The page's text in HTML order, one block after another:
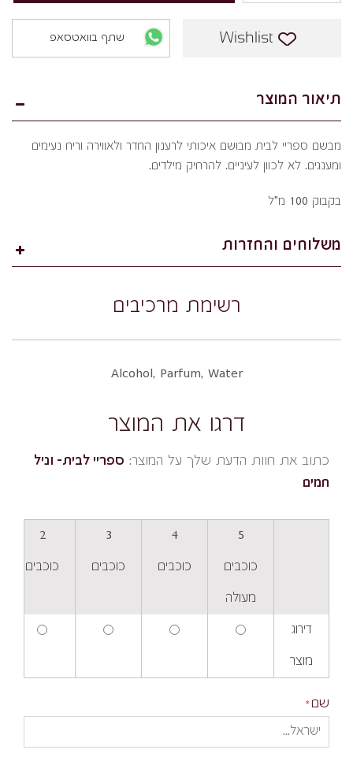
Wishlist שתף בוואטסאפ
תיאור המוצר
מבשם ספריי לבית מבושם איכותי לרענון החדר ולאווירה וריח נעימים
ומענגים. לא לכוון לעיניים. להרחיק מילדים.
בקבוק 100 מ"ל
משלוחים והחזרות
רשימת מרכיבים
Alcohol, Parfum, Water
דרגו את המוצר
כתוב את חוות הדעת שלך על המוצר: ספריי לבית- וניל
חמים
5
כוכבים
מעולה
4
כוכבים
3
כוכבים
2
כוכבים
דירוג
מוצר
שם